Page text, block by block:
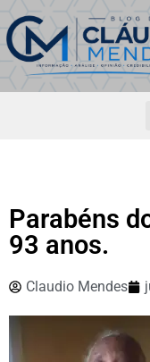
Parabéns
93 anos.
Claudio Mendes